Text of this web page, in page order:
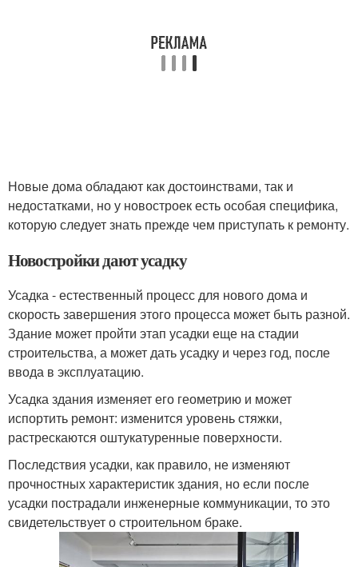
Новые дома обладают как достоинствами, так и
недостатками, но у новостроек есть особая специфика,
которую следует знать прежде чем приступать к ремонту.
Новостройки дают усадку
Усадка - естественный процесс для нового дома и
скорость завершения этого процесса может быть разной.
Здание может пройти этап усадки еще на стадии
строительства, а может дать усадку и через год, после
ввода в эксплуатацию.
Усадка здания изменяет его геометрию и может
испортить ремонт: изменится уровень стяжки,
растрескаются оштукатуренные поверхности.
Последствия усадки, как правило, не изменяют
прочностных характеристик здания, но если после
усадки пострадали инженерные коммуникации, то это
свидетельствует о строительном браке.